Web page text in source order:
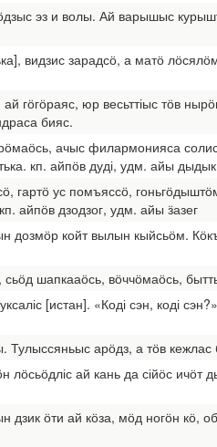
эз и волы. Ай варышыс
видзис зарадсӧ, а матӧ
гӧгӧраяс, юр весьттіыс тӧв
бияс.
ачыс филармонияса
кп. айпӧв дуді, удм. айы дыдык
гартӧ ус помъяссӧ,
айпӧв дзодзог, удм. айы ӟазег
дозмӧр койт вылын кыйсьӧм.
шапкааӧсь, вӧччӧмаӧсь,
[истан]. «Коді сэн, коді
арӧдз, а тӧв
лӧсьӧдліс ай кань да сійӧс
ӧти ай кӧза, мӧд ногӧн кӧ,